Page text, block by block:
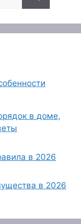
в доме,
в 2026
в 2026